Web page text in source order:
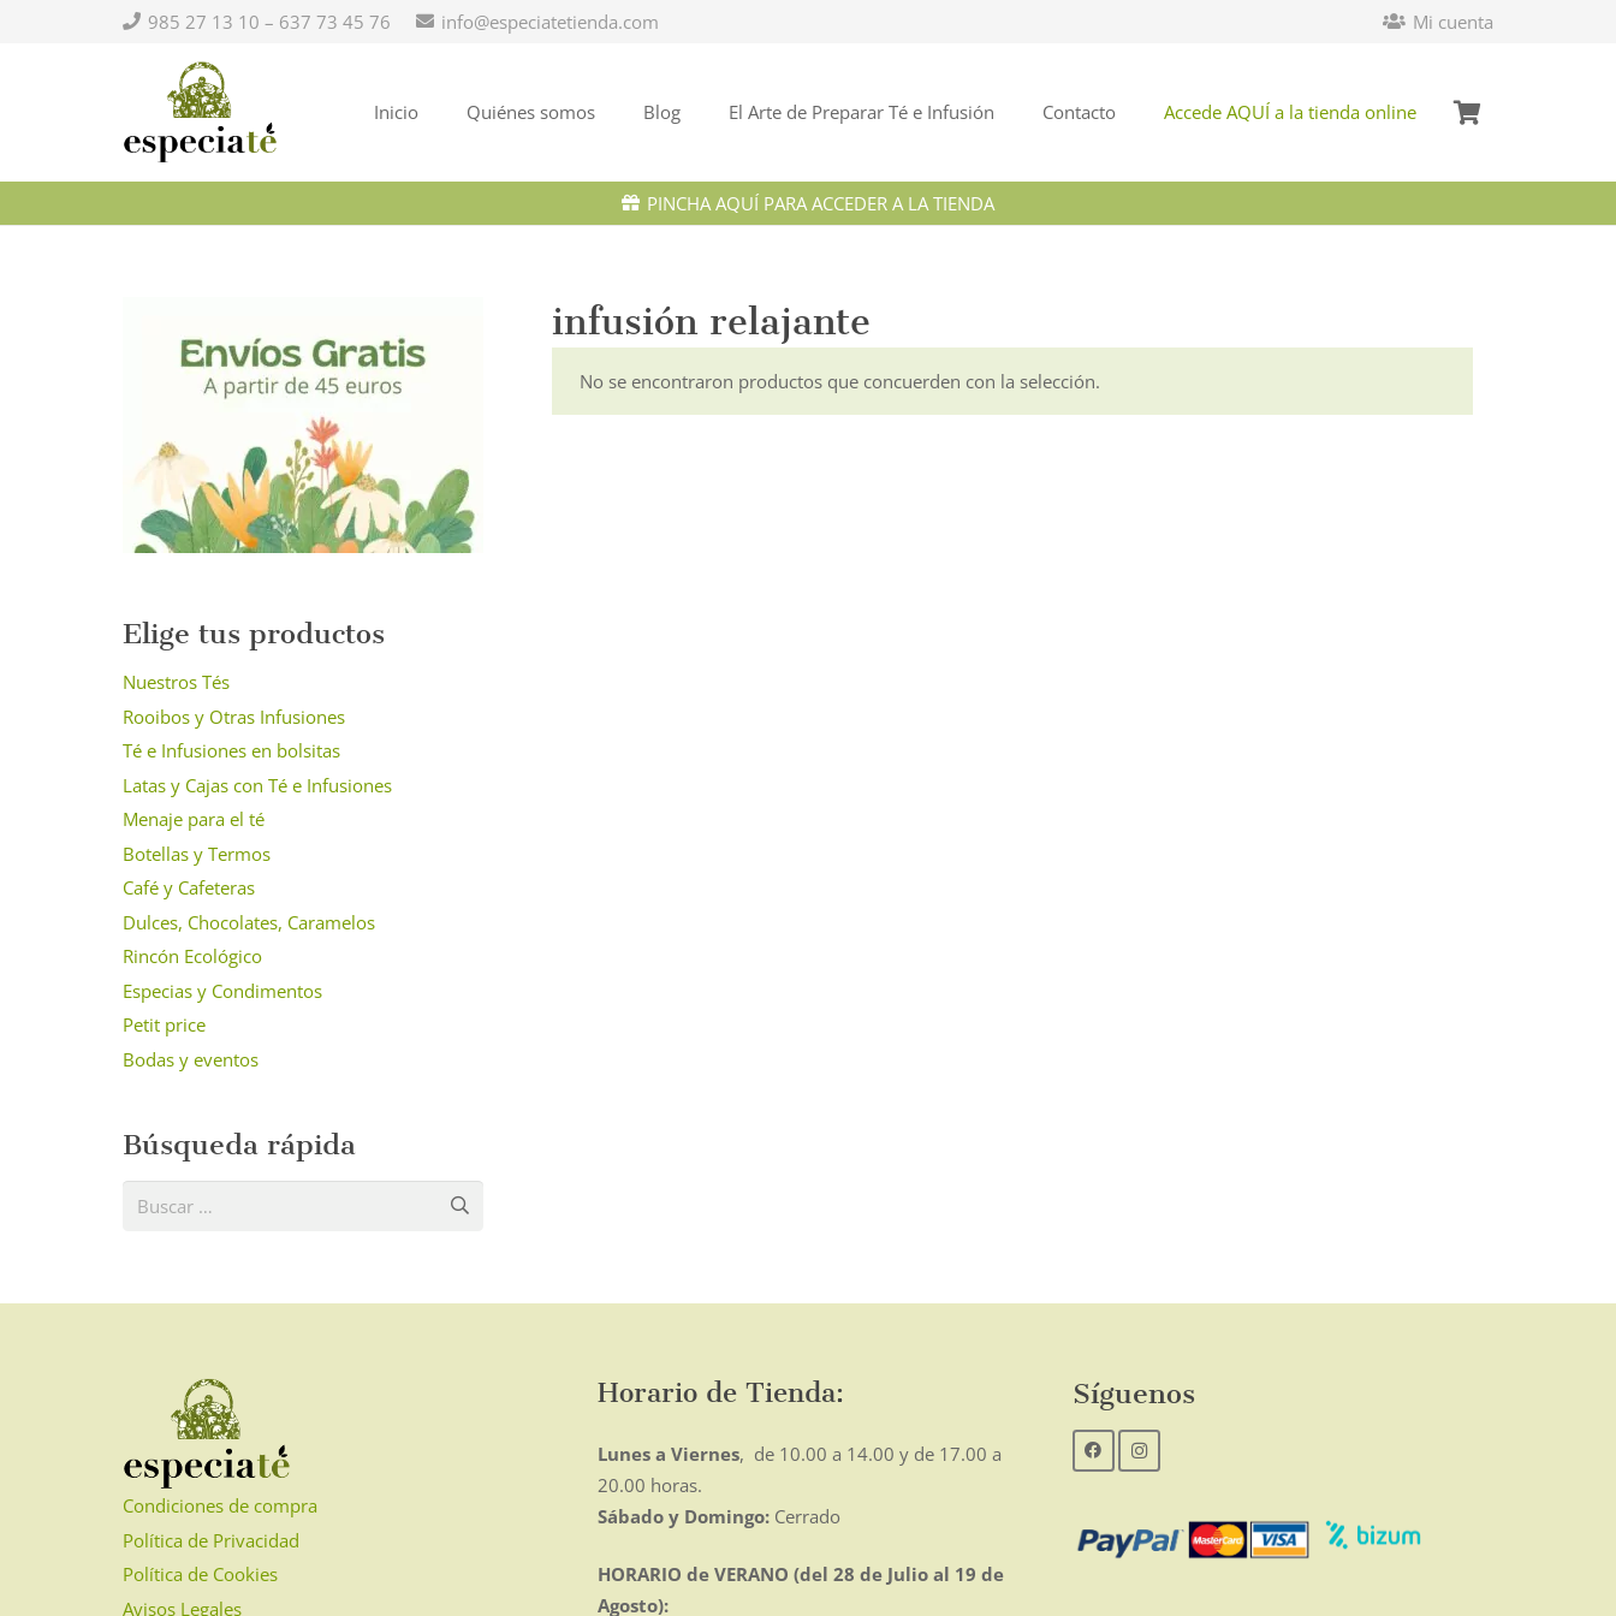
985 27 13 10 – 637 73 45 76 info@especiatetienda.com Mi cuenta
Inicio Quiénes somos Blog El Arte de Preparar Té e Infusión Contacto Accede AQUÍ a la tienda online
PINCHA AQUÍ PARA ACCEDER A LA TIENDA
infusión relajante
No se encontraron productos que concuerden con la selección.
Elige tus productos
Nuestros Tés
Rooibos y Otras Infusiones
Té e Infusiones en bolsitas
Latas y Cajas con Té e Infusiones
Menaje para el té
Botellas y Termos
Café y Cafeteras
Dulces, Chocolates, Caramelos
Rincón Ecológico
Especias y Condimentos
Petit price
Bodas y eventos
Búsqueda rápida
Buscar:
Condiciones de compra
Política de Privacidad
Política de Cookies
Avisos Legales
Horario de Tienda:
Lunes a Viernes, de 10.00 a 14.00 y de 17.00 a
20.00 horas.
Sábado y Domingo: Cerrado
HORARIO de VERANO (del 28 de Julio al 19 de
Agosto):
Síguenos